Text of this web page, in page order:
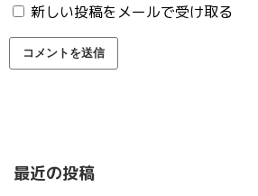
新しい投稿をメールで受け取る
最近の投稿